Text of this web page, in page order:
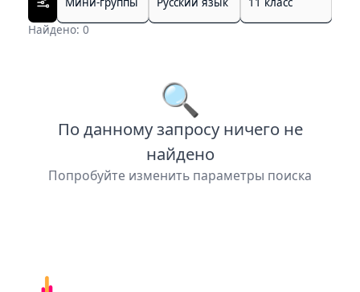
Найдено: 0
🔍
По данному запросу ничего не
найдено
Попробуйте изменить параметры поиска